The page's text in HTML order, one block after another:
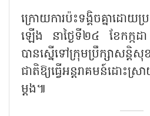
ក្រោយការប៉ះទង្គិចគ្នាដោយប្រ
ឡើង នាថ្ងៃទី២៤ ខែកក្កដា
បានស្នើទៅក្រុមប្រឹក្សាសន្តិ
ជាតិឱ្យ​ធ្វើអន្តរាគមន៍ដោះស្រ
ម្ដង៕